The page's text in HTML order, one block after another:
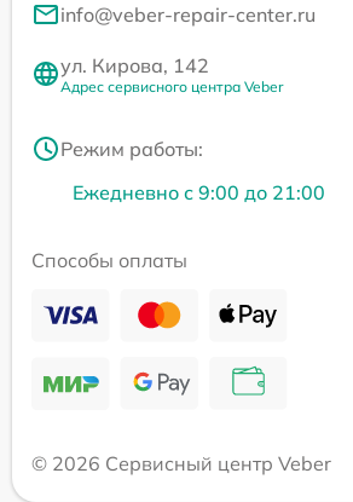
info@veber-repair-center.ru
ул. Кирова, 142
Адрес сервисного центра Veber
Режим работы:
Ежедневно с 9:00 до 21:00
Способы оплаты
© 2026 Сервисный центр Veber